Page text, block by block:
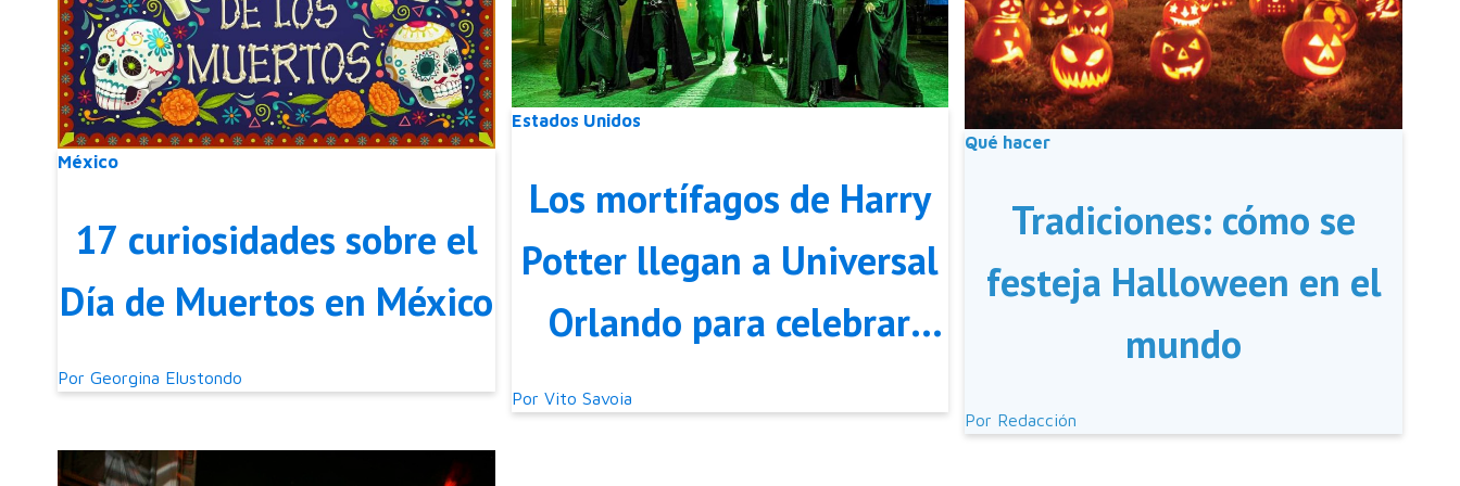
México
17 curiosidades sobre el
Día de Muertos en México
Por Georgina Elustondo
Estados Unidos
Los mortífagos de Harry
Potter llegan a Universal
Orlando para celebrar
Por Vito Savoia
Qué hacer
Tradiciones: cómo se
festeja Halloween en el
mundo
Por Redacción